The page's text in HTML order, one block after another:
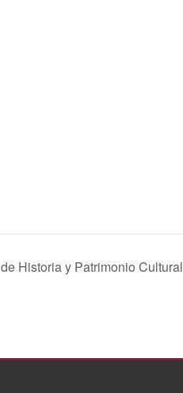
Historia y Patrimonio Cultural